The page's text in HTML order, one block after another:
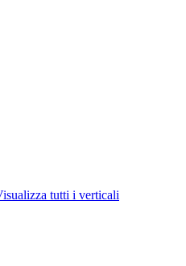
tutti i verticali